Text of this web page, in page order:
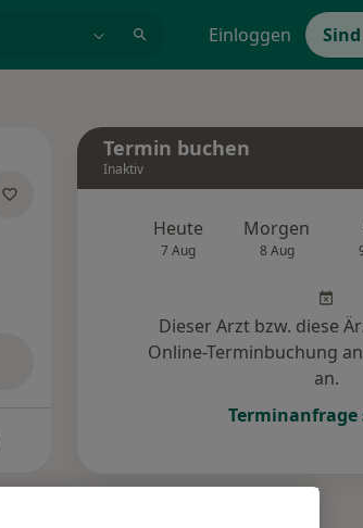
Einloggen
Termin buchen
Inaktiv
Heute
7 Aug
Morgen
8 Aug
Dieser Arzt bzw. diese
Online-Terminbuchung
an.
Terminanfrage